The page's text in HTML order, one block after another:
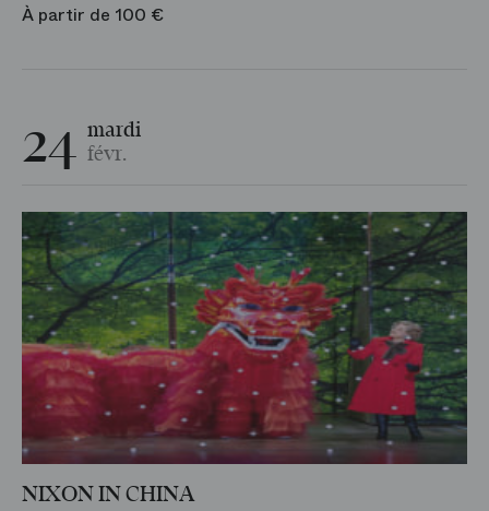
Répétition
À partir de 100 €
24 mardi
févr.
NIXON IN CHINA